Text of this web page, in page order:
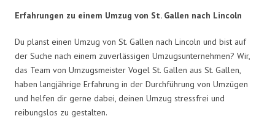
Erfahrungen zu einem Umzug von St. Gallen nach Lincoln
Du planst einen Umzug von St. Gallen nach Lincoln und bist auf
der Suche nach einem zuverlässigen Umzugsunternehmen? Wir,
das Team von Umzugsmeister Vogel St. Gallen aus St. Gallen,
haben langjährige Erfahrung in der Durchführung von Umzügen
und helfen dir gerne dabei, deinen Umzug stressfrei und
reibungslos zu gestalten.